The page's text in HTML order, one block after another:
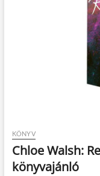
KÖNYV
Chloe Walsh:
könyvajánló